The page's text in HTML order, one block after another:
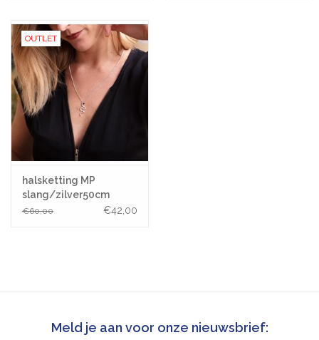
OUTLET
halsketting MP
slang/zilver50cm
€60,00 €42,00
Meld je aan voor onze nieuwsbrief: